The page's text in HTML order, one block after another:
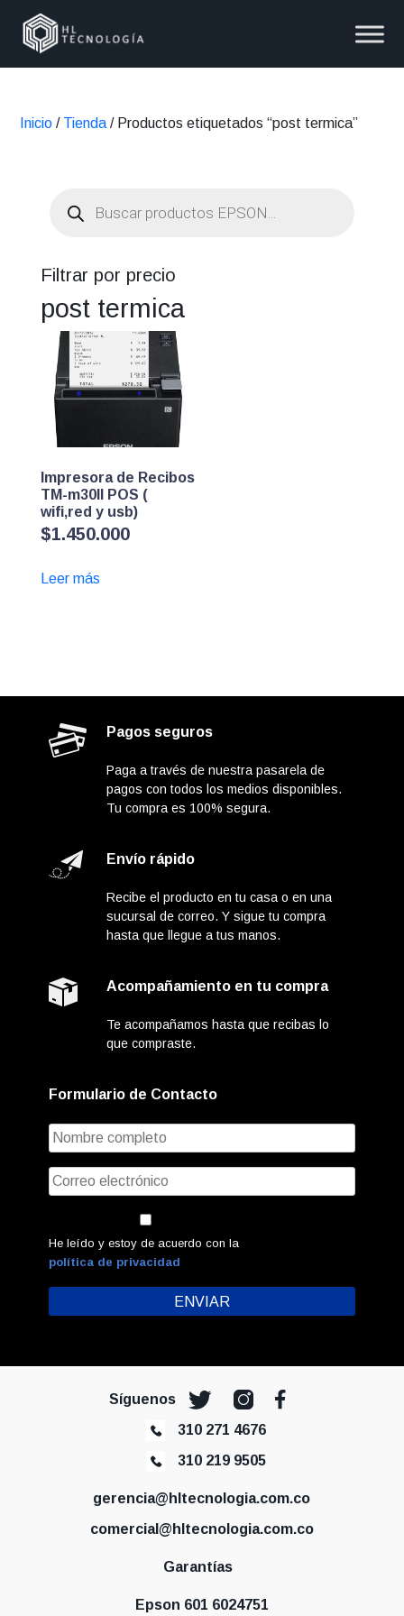
Inicio / Tienda / Productos etiquetados “post termica”
productos
Filtrar por precio
post termica
Impresora de Recibos
TM-m30II POS (
wifi,red y usb)
$1.450.000
Leer más
Pagos seguros
Paga a través de nuestra pasarela de
pagos con todos los medios disponibles.
Tu compra es 100% segura.
Envío rápido
Recibe el producto en tu casa o en una
sucursal de correo. Y sigue tu compra
hasta que llegue a tus manos.
Acompañamiento en tu compra
Te acompañamos hasta que recibas lo
que compraste.
Formulario de Contacto
He leído y estoy de acuerdo con la
política de privacidad
Síguenos
310 271 4676
310 219 9505
gerencia@hltecnologia.com.co
comercial@hltecnologia.com.co
Garantías
Epson 601 6024751